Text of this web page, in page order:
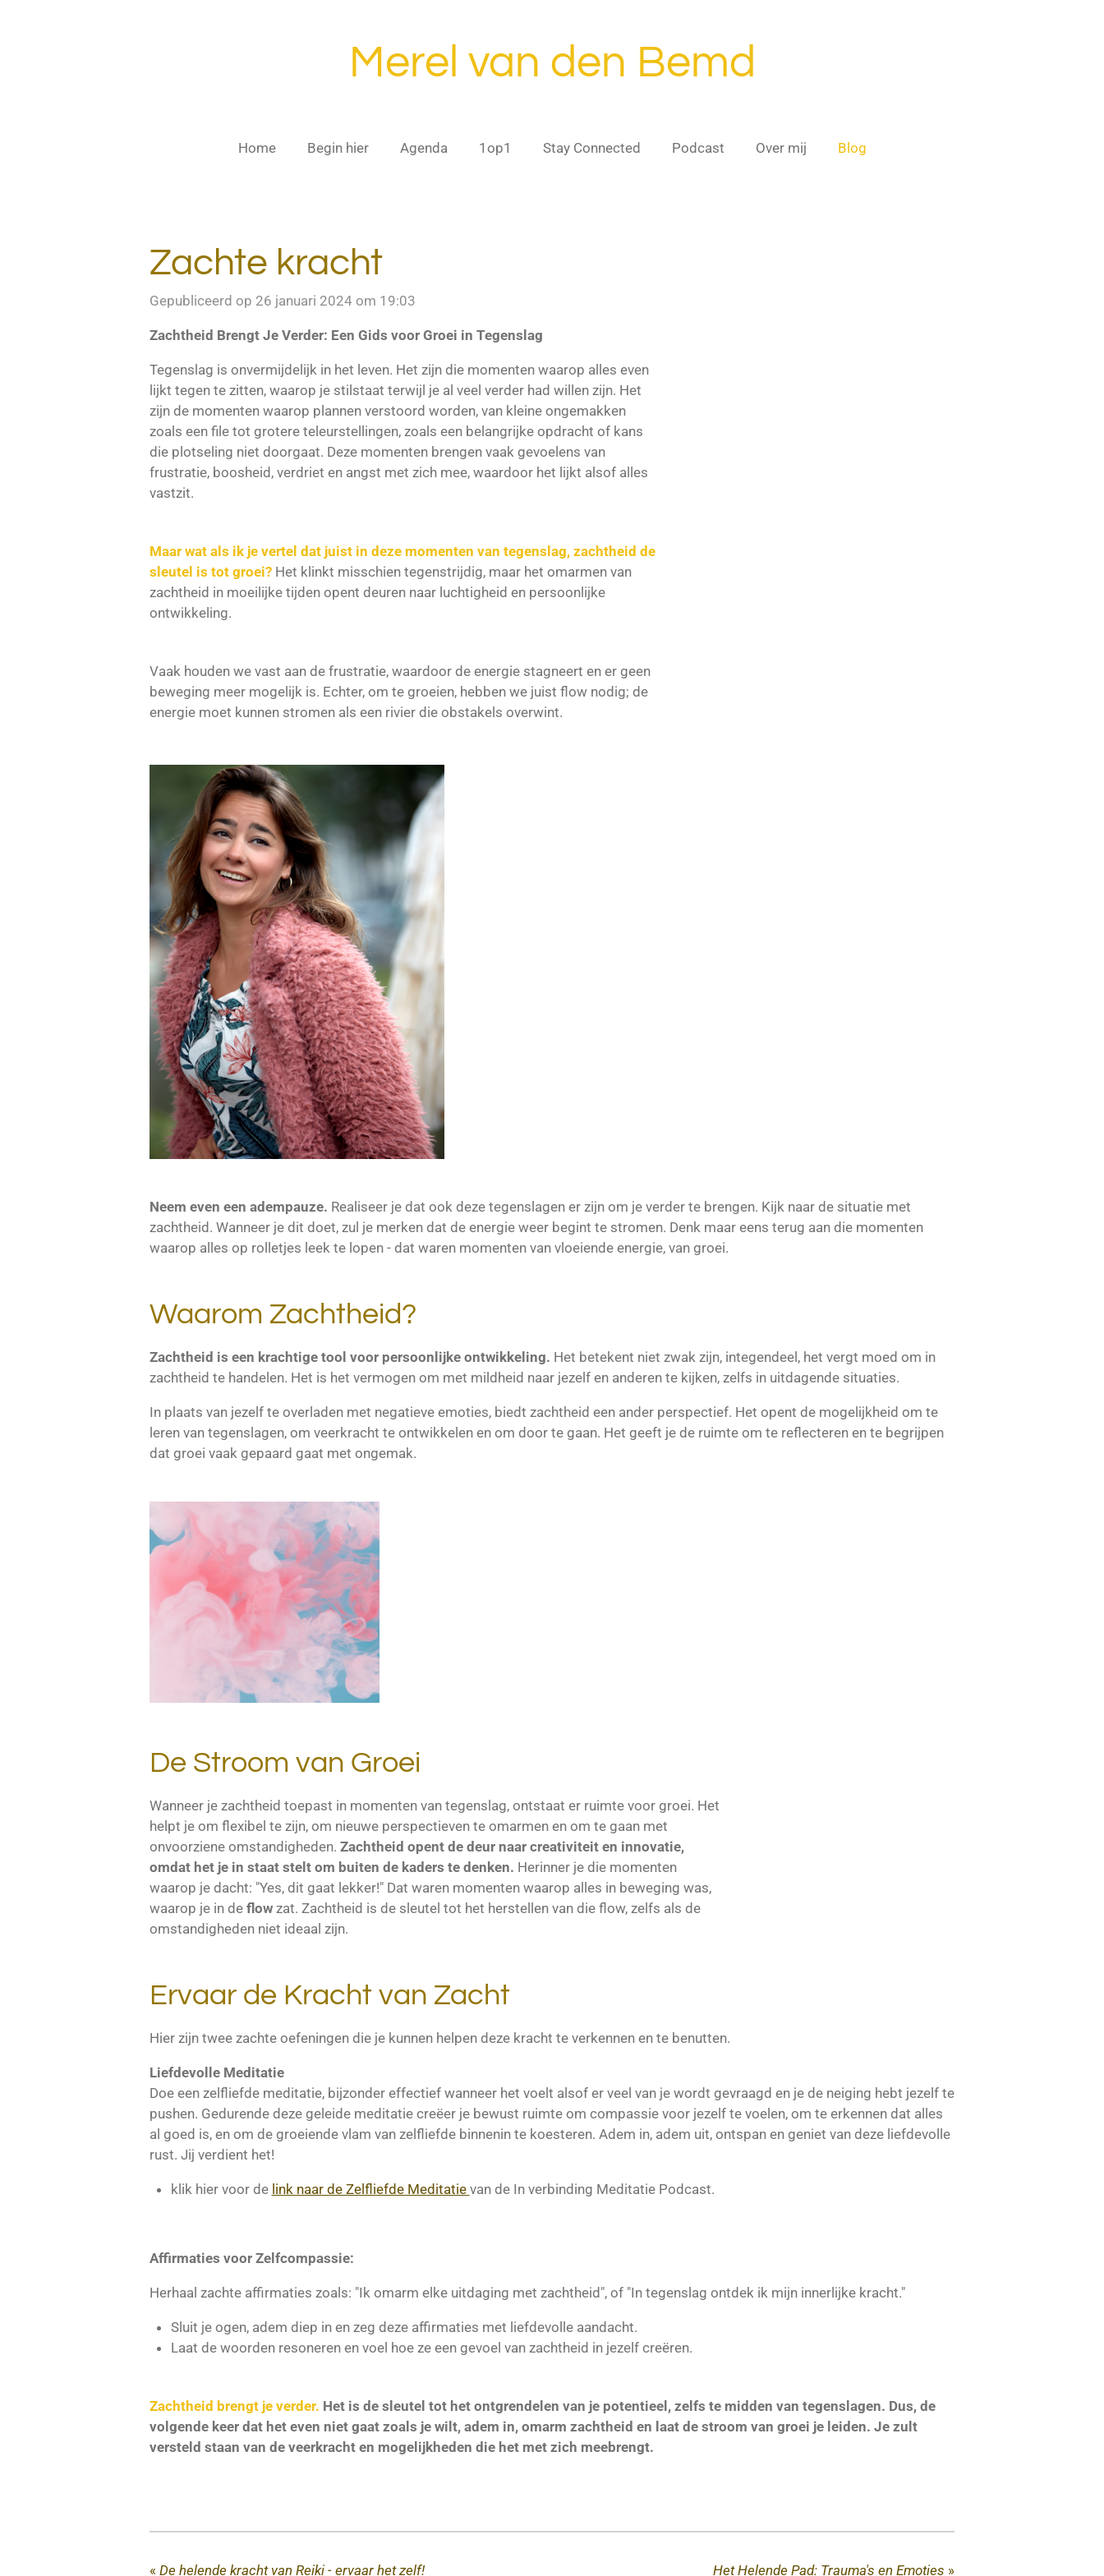
Merel van den Bemd
Home Begin hier Agenda 1op1 Stay Connected Podcast Over mij Blog
Zachte kracht
Gepubliceerd op 26 januari 2024 om 19:03
Zachtheid Brengt Je Verder: Een Gids voor Groei in Tegenslag
Tegenslag is onvermijdelijk in het leven. Het zijn die momenten waarop alles even
lijkt tegen te zitten, waarop je stilstaat terwijl je al veel verder had willen zijn. Het
zijn de momenten waarop plannen verstoord worden, van kleine ongemakken
zoals een file tot grotere teleurstellingen, zoals een belangrijke opdracht of kans
die plotseling niet doorgaat. Deze momenten brengen vaak gevoelens van
frustratie, boosheid, verdriet en angst met zich mee, waardoor het lijkt alsof alles
vastzit.
Maar wat als ik je vertel dat juist in deze momenten van tegenslag, zachtheid de
sleutel is tot groei? Het klinkt misschien tegenstrijdig, maar het omarmen van
zachtheid in moeilijke tijden opent deuren naar luchtigheid en persoonlijke
ontwikkeling.
Vaak houden we vast aan de frustratie, waardoor de energie stagneert en er geen
beweging meer mogelijk is. Echter, om te groeien, hebben we juist flow nodig; de
energie moet kunnen stromen als een rivier die obstakels overwint.
Neem even een adempauze. Realiseer je dat ook deze tegenslagen er zijn om je verder te brengen. Kijk naar de situatie met
zachtheid. Wanneer je dit doet, zul je merken dat de energie weer begint te stromen. Denk maar eens terug aan die momenten
waarop alles op rolletjes leek te lopen - dat waren momenten van vloeiende energie, van groei.
Waarom Zachtheid?
Zachtheid is een krachtige tool voor persoonlijke ontwikkeling. Het betekent niet zwak zijn, integendeel, het vergt moed om in
zachtheid te handelen. Het is het vermogen om met mildheid naar jezelf en anderen te kijken, zelfs in uitdagende situaties.
In plaats van jezelf te overladen met negatieve emoties, biedt zachtheid een ander perspectief. Het opent de mogelijkheid om te
leren van tegenslagen, om veerkracht te ontwikkelen en om door te gaan. Het geeft je de ruimte om te reflecteren en te begrijpen
dat groei vaak gepaard gaat met ongemak.
De Stroom van Groei
Wanneer je zachtheid toepast in momenten van tegenslag, ontstaat er ruimte voor groei. Het
helpt je om flexibel te zijn, om nieuwe perspectieven te omarmen en om te gaan met
onvoorziene omstandigheden. Zachtheid opent de deur naar creativiteit en innovatie,
omdat het je in staat stelt om buiten de kaders te denken. Herinner je die momenten
waarop je dacht: "Yes, dit gaat lekker!" Dat waren momenten waarop alles in beweging was,
waarop je in de flow zat. Zachtheid is de sleutel tot het herstellen van die flow, zelfs als de
omstandigheden niet ideaal zijn.
Ervaar de Kracht van Zacht
Hier zijn twee zachte oefeningen die je kunnen helpen deze kracht te verkennen en te benutten.
Liefdevolle Meditatie
Doe een zelfliefde meditatie, bijzonder effectief wanneer het voelt alsof er veel van je wordt gevraagd en je de neiging hebt jezelf te
pushen. Gedurende deze geleide meditatie creëer je bewust ruimte om compassie voor jezelf te voelen, om te erkennen dat alles
al goed is, en om de groeiende vlam van zelfliefde binnenin te koesteren. Adem in, adem uit, ontspan en geniet van deze liefdevolle
rust. Jij verdient het!
klik hier voor de link naar de Zelfliefde Meditatie van de In verbinding Meditatie Podcast.
Affirmaties voor Zelfcompassie:
Herhaal zachte affirmaties zoals: "Ik omarm elke uitdaging met zachtheid", of "In tegenslag ontdek ik mijn innerlijke kracht."
Sluit je ogen, adem diep in en zeg deze affirmaties met liefdevolle aandacht.
Laat de woorden resoneren en voel hoe ze een gevoel van zachtheid in jezelf creëren.
Zachtheid brengt je verder. Het is de sleutel tot het ontgrendelen van je potentieel, zelfs te midden van tegenslagen. Dus, de
volgende keer dat het even niet gaat zoals je wilt, adem in, omarm zachtheid en laat de stroom van groei je leiden. Je zult
versteld staan van de veerkracht en mogelijkheden die het met zich meebrengt.
« De helende kracht van Reiki - ervaar het zelf! Het Helende Pad: Trauma's en Emoties »